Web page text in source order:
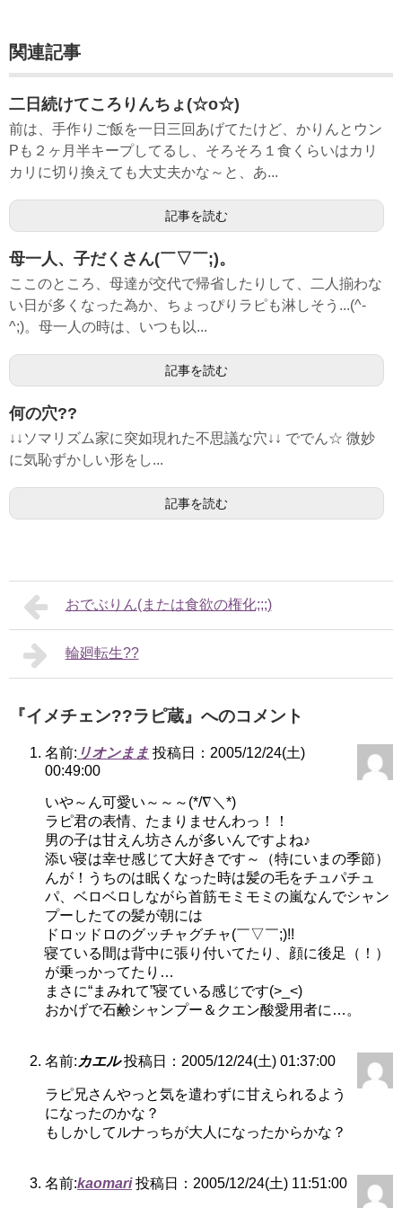
関連記事
二日続けてころりんちょ(☆o☆)
前は、手作りご飯を一日三回あげてたけど、かりんとウン
Pも２ヶ月半キープしてるし、そろそろ１食くらいはカリ
カリに切り換えても大丈夫かな～と、あ...
記事を読む
母一人、子だくさん(￣▽￣;)。
ここのところ、母達が交代で帰省したりして、二人揃わな
い日が多くなった為か、ちょっぴりラピも淋しそう...(^-
^;)。母一人の時は、いつも以...
記事を読む
何の穴??
↓↓ソマリズム家に突如現れた不思議な穴↓↓ ででん☆ 微妙
に気恥ずかしい形をし...
記事を読む
おでぶりん(または食欲の権化;;;)
輪廻転生??
『イメチェン??ラピ蔵』へのコメント
名前: リオンまま 投稿日：2005/12/24(土)
00:49:00
いや～ん可愛い～～～(*/∇＼*)
ラピ君の表情、たまりませんわっ！！
男の子は甘えん坊さんが多いんですよね♪
添い寝は幸せ感じて大好きです～（特にいまの季節）
んが！うちのは眠くなった時は髪の毛をチュパチュ
パ、ベロベロしながら首筋モミモミの嵐なんでシャン
プーしたての髪が朝には
ドロッドロのグッチャグチャ(￣▽￣;)!!
寝ている間は背中に張り付いてたり、顔に後足（！）
が乗っかってたり…
まさに“まみれて”寝ている感じです(>_<)
おかげで石鹸シャンプー＆クエン酸愛用者に…。
名前: カエル 投稿日：2005/12/24(土) 01:37:00
ラピ兄さんやっと気を遣わずに甘えられるよう
になったのかな？
もしかしてルナっちが大人になったからかな？
名前:kaomari 投稿日：2005/12/24(土) 11:51:00